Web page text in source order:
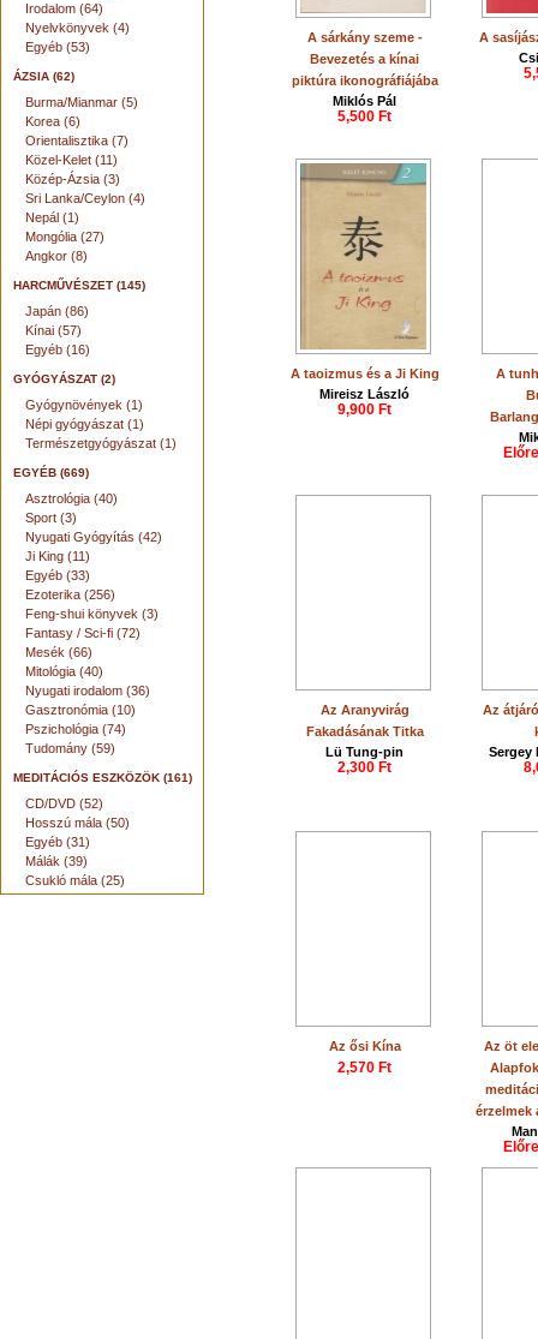
Irodalom (64)
Nyelvkönyvek (4)
Egyéb (53)
ÁZSIA (62)
Burma/Mianmar (5)
Korea (6)
Orientalisztika (7)
Közel-Kelet (11)
Közép-Ázsia (3)
Sri Lanka/Ceylon (4)
Nepál (1)
Mongólia (27)
Angkor (8)
HARCMŰVÉSZET (145)
Japán (86)
Kínai (57)
Egyéb (16)
GYÓGYÁSZAT (2)
Gyógynövények (1)
Népi gyógyászat (1)
Természetgyógyászat (1)
EGYÉB (669)
Asztrológia (40)
Sport (3)
Nyugati Gyógyítás (42)
Ji King (11)
Egyéb (33)
Ezoterika (256)
Feng-shui könyvek (3)
Fantasy / Sci-fi (72)
Mesék (66)
Mitológia (40)
Nyugati irodalom (36)
Gasztronómia (10)
Pszichológia (74)
Tudomány (59)
MEDITÁCIÓS ESZKÖZÖK (161)
CD/DVD (52)
Hosszú mála (50)
Egyéb (31)
Málák (39)
Csukló mála (25)
A sárkány szeme -
Bevezetés a kínai
piktúra ikonográfiájába
Miklós Pál
5,500 Ft
A
A taoizmus és a Ji King
Mireisz László
9,900 Ft
A
Az Aranyvirág
Fakadásának Titka
Lü Tung-pin
2,300 Ft
Az
Sergey
Az ősi Kína
2,570 Ft
Az öt
érzelmek